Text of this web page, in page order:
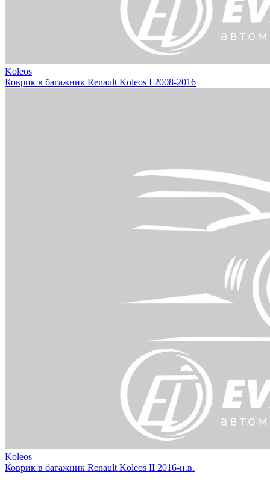
Koleos
Коврик в багажник Renault Koleos I 2008-2016
Koleos
Коврик в багажник Renault Koleos II 2016-н.в.